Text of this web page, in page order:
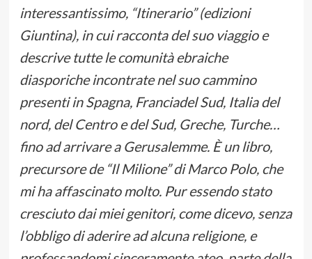
interessantissimo, “Itinerario” (edizioni
Giuntina), in cui racconta del suo viaggio e
descrive tutte le comunità ebraiche
diasporiche incontrate nel suo cammino
presenti in Spagna, Franciadel Sud, Italia del
nord, del Centro e del Sud, Greche, Turche…
fino ad arrivare a Gerusalemme. È un libro,
precursore de “Il Milione” di Marco Polo, che
mi ha affascinato molto. Pur essendo stato
cresciuto dai miei genitori, come dicevo, senza
l’obbligo di aderire ad alcuna religione, e